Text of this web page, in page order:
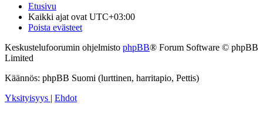
Etusivu
Kaikki ajat ovat UTC+03:00
Poista evästeet
Keskustelufoorumin ohjelmisto phpBB® Forum Software © phpBB
Limited
Käännös: phpBB Suomi (lurttinen, harritapio, Pettis)
Yksityisyys | Ehdot